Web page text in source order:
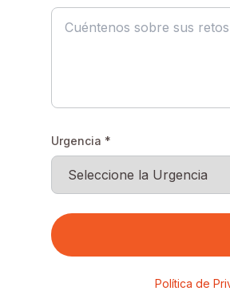
Urgencia *
Política de